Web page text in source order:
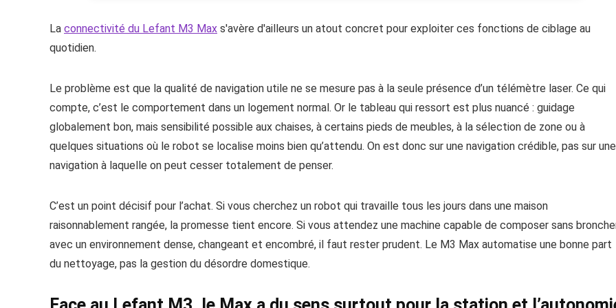
La connectivité du Lefant M3 Max s'avère d'ailleurs un atout concret pour exploiter ces fonctions de ciblage au
quotidien.
Le problème est que la qualité de navigation utile ne se mesure pas à la seule présence d’un télémètre laser. Ce qui
compte, c’est le comportement dans un logement normal. Or le tableau qui ressort est plus nuancé : guidage
globalement bon, mais sensibilité possible aux chaises, à certains pieds de meubles, à la sélection de zone ou à
quelques situations où le robot se localise moins bien qu’attendu. On est donc sur une navigation crédible, pas sur une
navigation à laquelle on peut cesser totalement de penser.
C’est un point décisif pour l’achat. Si vous cherchez un robot qui travaille tous les jours dans une maison
raisonnablement rangée, la promesse tient encore. Si vous attendez une machine capable de composer sans
avec un environnement dense, changeant et encombré, il faut rester prudent. Le M3 Max automatise une bonne part
du nettoyage, pas la gestion du désordre domestique.